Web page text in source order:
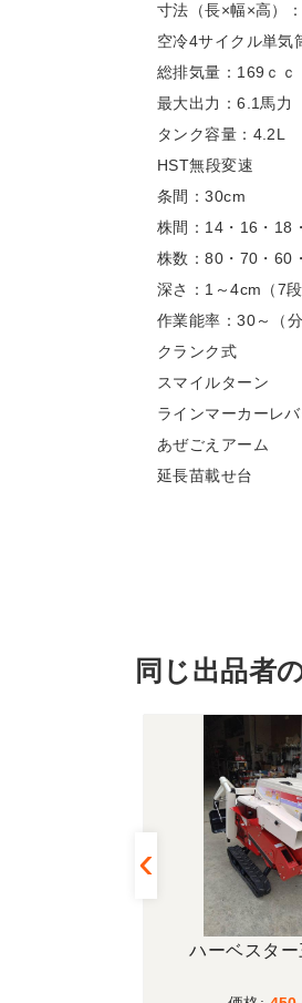
寸法（長×幅×高）
空冷4サイクル単気
総排気量：169ｃｃ
最大出力：6.1馬力
タンク容量：4.2L
HST無段変速
条間：30cm
株間：14・16・18
株数：80・70・60
深さ：1～4cm（7段
作業能率：30～（
クランク式
スマイルターン
ラインマーカーレ
あぜごえアーム
延長苗載せ台
同じ出品者
ハーベスタ